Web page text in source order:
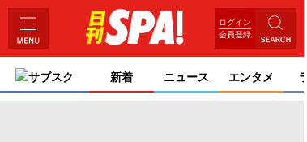
ログイン
会員登録
サブスク 新着 ニュース エンタメ